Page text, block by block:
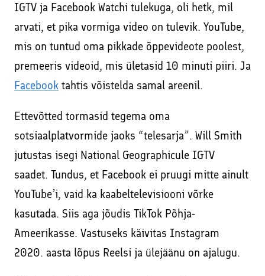
IGTV ja Facebook Watchi tulekuga, oli hetk, mil
arvati, et pika vormiga video on tulevik. YouTube,
mis on tuntud oma pikkade õppevideote poolest,
premeeris videoid, mis ületasid 10 minuti piiri. Ja
Facebooktahtis võistelda samal areenil.
Ettevõtted tormasid tegema oma
sotsiaalplatvormide jaoks “telesarja”. Will Smith
jutustas isegi National Geographicule IGTV
saadet. Tundus, et Facebook ei pruugi mitte ainult
YouTube’i, vaid ka kaabeltelevisiooni võrke
kasutada. Siis aga jõudis TikTok Põhja-
Ameerikasse. Vastuseks käivitas Instagram
2020. aasta lõpus Reelsi ja ülejäänu on ajalugu.